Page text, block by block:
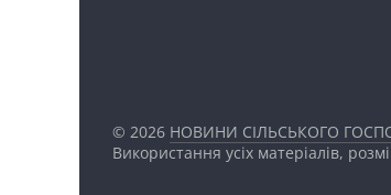
© 2026 НОВИНИ СІЛЬСЬКОГО
Використання усіх матеріалів,